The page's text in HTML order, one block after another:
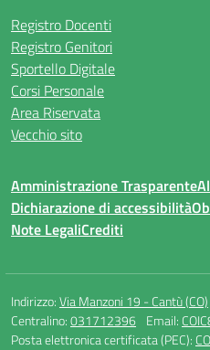
Registro Docenti
Registro Genitori
Sportello Digitale
Corsi Personale
Area Riservata
Vecchio sito
Amministrazione Trasparente
Dichiarazione di accessibilità
Note LegaliCrediti
Indirizzo:Via Manzoni 19 - Cantù (CO)
Centralino:031712396 Email:
Posta elettronica certificata (PEC):